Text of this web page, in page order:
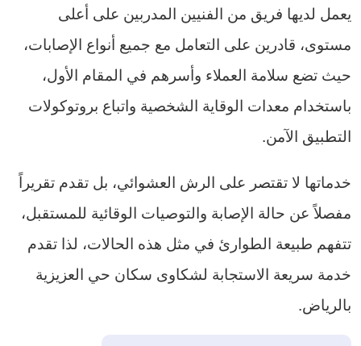
يعمل لديها فريق من الفنيين المدربين على أعلى
مستوى، قادرين على التعامل مع جميع أنواع الإصابات،
حيث تضع سلامة العملاء وأسرهم في المقام الأول،
باستخدام معدات الوقاية الشخصية واتباع بروتوكولات
التطبيق الآمن.
خدماتها لا تقتصر على الرش العشوائي، بل تقدم تقريراً
مفصلاً عن حالة الإصابة والتوصيات الوقائية للمستقبل،
تتفهم طبيعة الطوارئ في مثل هذه الحالات، لذا تقدم
خدمة سريعة الاستجابة لشكاوى سكان حي العزيزية
بالرياض.